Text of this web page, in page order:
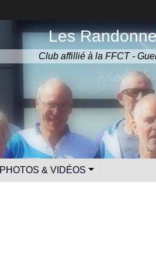
Les
Club affillié à la FFCT -
PHOTOS & VIDÉOS